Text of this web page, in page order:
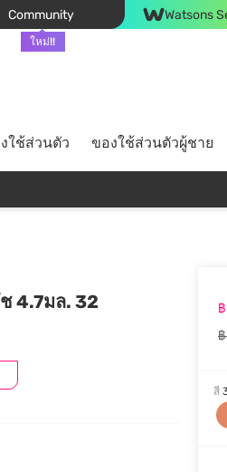
Community
ใหม่!!
Watsons
ใช้ส่วนตัว ของใช้ส่วนตัวผู้ชาย
4.7มล. 32
฿
สี